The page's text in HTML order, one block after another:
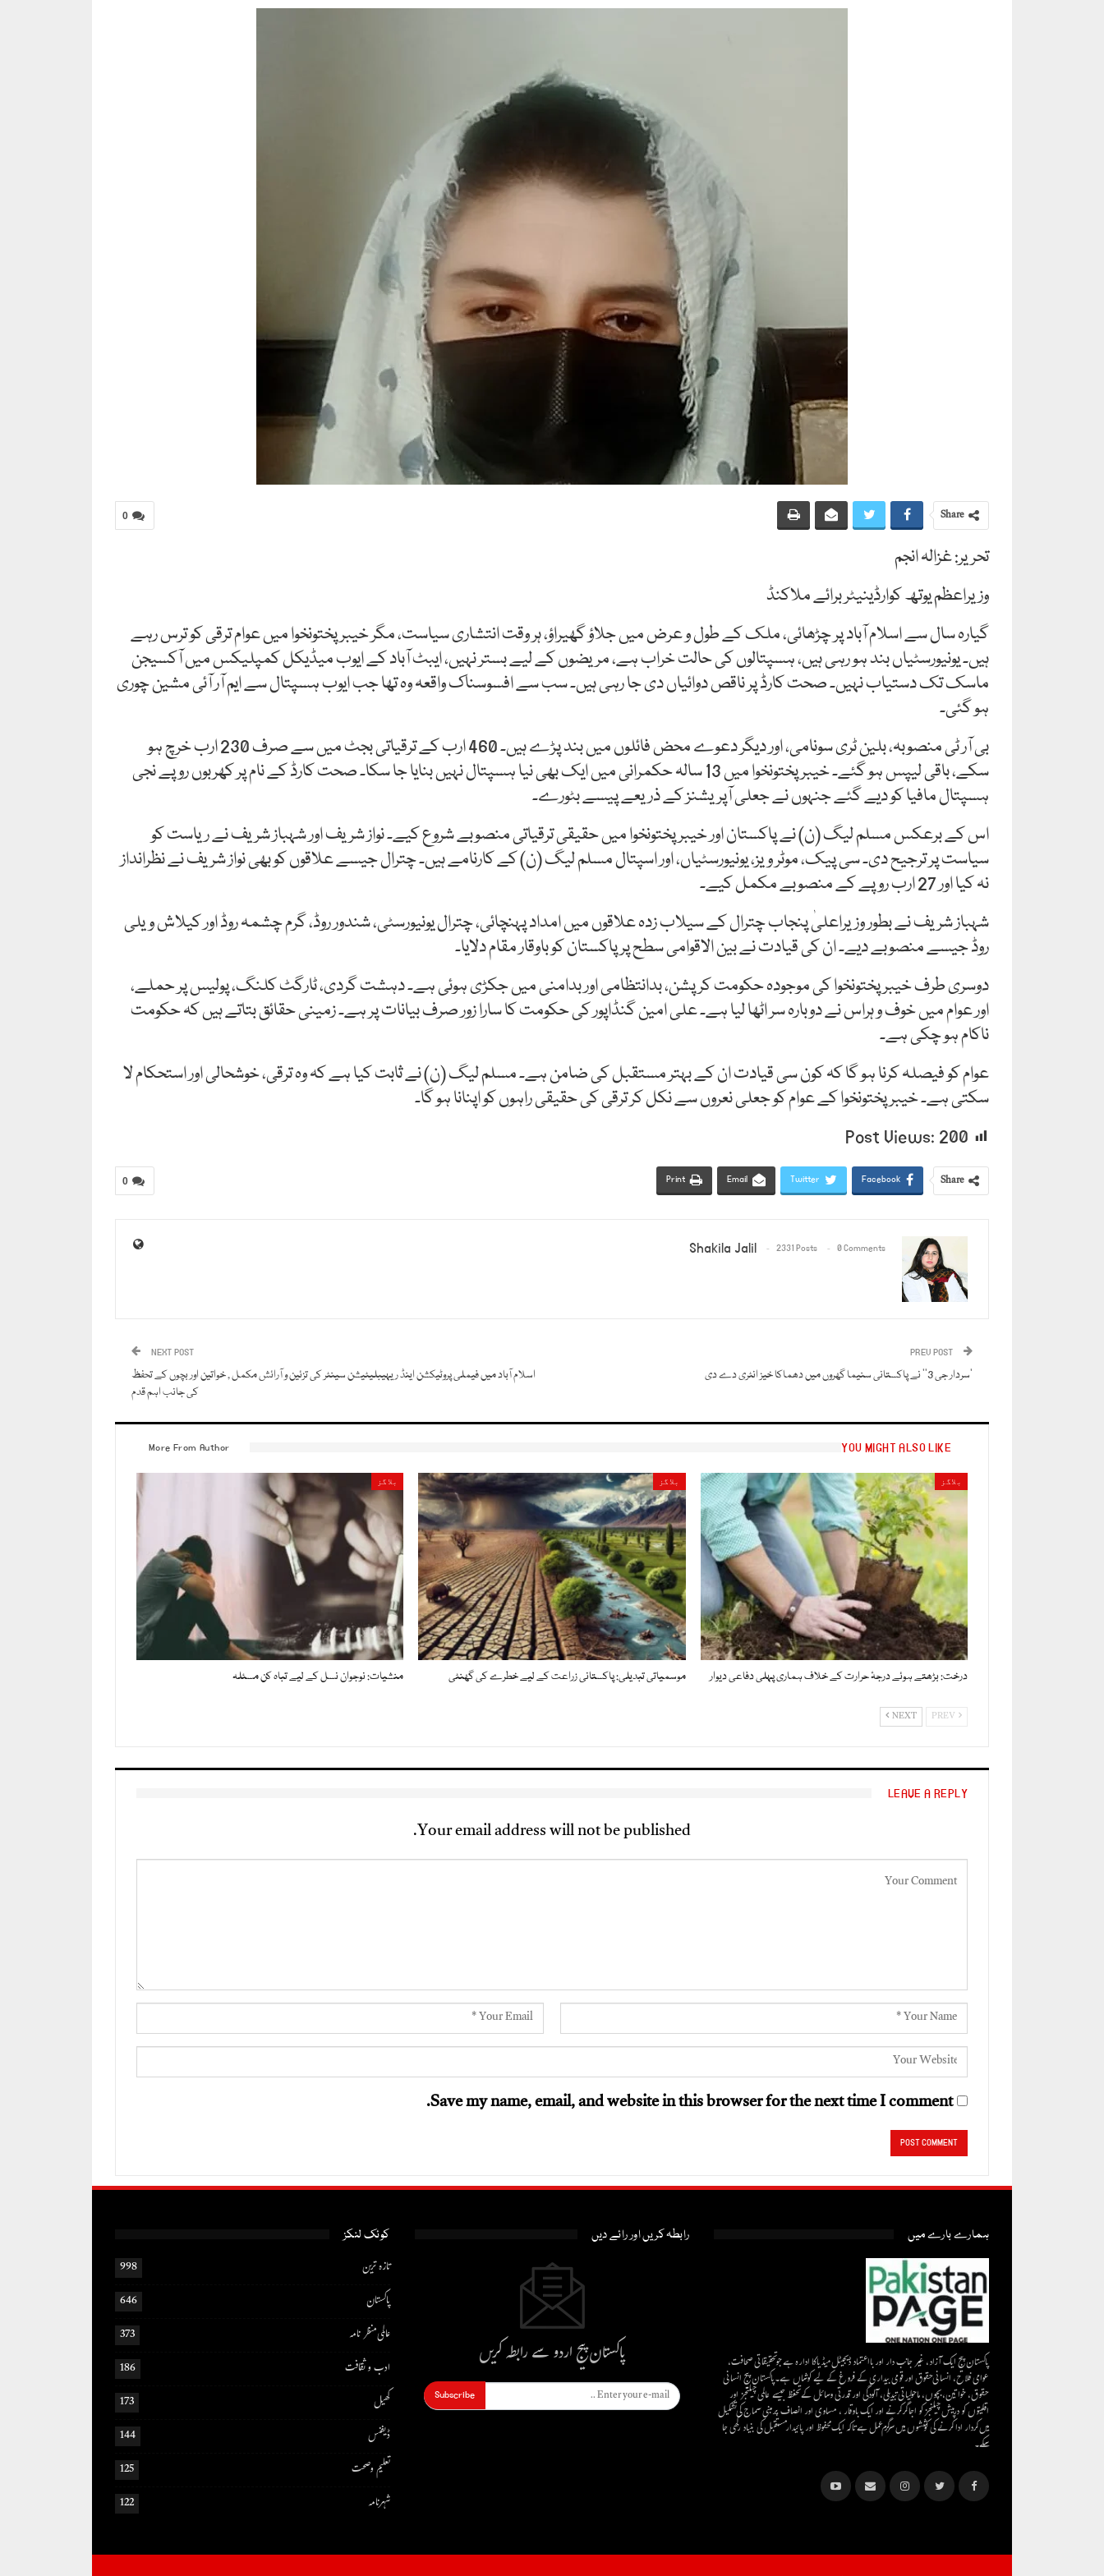
0
Share
تحریر: غزالہ انجم
وزیراعظم یوتھ کوارڈینیٹر برائے ملاکنڈ
گیارہ سال سے اسلام آباد پر چڑھائی، ملک کے طول و عرض میں جلاؤ گھیراؤ، ہر وقت انتشاری سیاست، مگر خیبرپختونخوا میں عوام ترقی کو ترس رہے
ہیں۔ یونیورسٹیاں بند ہو رہی ہیں، ہسپتالوں کی حالت خراب ہے، مریضوں کے لیے بستر نہیں، ایبٹ آباد کے ایوب میڈیکل کمپلیکس میں آکسیجن
ماسک تک دستیاب نہیں۔ صحت کارڈ پر ناقص دوائیاں دی جا رہی ہیں۔ سب سے افسوسناک واقعہ وہ تھا جب ایوب ہسپتال سے ایم آر آئی مشین چوری
ہو گئی۔
بی آر ٹی منصوبہ، بلین ٹری سونامی، اور دیگر دعوے محض فائلوں میں بند پڑے ہیں۔ 460 ارب کے ترقیاتی بجٹ میں سے صرف 230 ارب خرچ ہو
سکے، باقی لیپس ہو گئے۔ خیبرپختونخوا میں 13 سالہ حکمرانی میں ایک بھی نیا ہسپتال نہیں بنایا جا سکا۔ صحت کارڈ کے نام پر کھربوں روپے نجی
ہسپتال مافیا کو دیے گئے جنہوں نے جعلی آپریشنز کے ذریعے پیسے بٹورے۔
اس کے برعکس مسلم لیگ (ن) نے پاکستان اور خیبرپختونخوا میں حقیقی ترقیاتی منصوبے شروع کیے۔ نواز شریف اور شہباز شریف نے ریاست کو
سیاست پر ترجیح دی۔ سی پیک، موٹر ویز، یونیورسٹیاں، اور اسپتال مسلم لیگ (ن) کے کارنامے ہیں۔ چترال جیسے علاقوں کو بھی نواز شریف نے نظرانداز
نہ کیا اور 27 ارب روپے کے منصوبے مکمل کیے۔
شہباز شریف نے بطور وزیراعلیٰ پنجاب چترال کے سیلاب زدہ علاقوں میں امداد پہنچائی، چترال یونیورسٹی، شندور روڈ، گرم چشمہ روڈ اور کیلاش ویلی
روڈ جیسے منصوبے دیے۔ ان کی قیادت نے بین الاقوامی سطح پر پاکستان کو باوقار مقام دلایا۔
دوسری طرف خیبرپختونخوا کی موجودہ حکومت کرپشن، بدانتظامی اور بدامنی میں جکڑی ہوئی ہے۔ دہشت گردی، ٹارگٹ کلنگ، پولیس پر حملے،
اور عوام میں خوف و ہراس نے دوبارہ سر اٹھا لیا ہے۔ علی امین گنڈاپور کی حکومت کا سارا زور صرف بیانات پر ہے۔ زمینی حقائق بتاتے ہیں کہ حکومت
ناکام ہو چکی ہے۔
عوام کو فیصلہ کرنا ہو گا کہ کون سی قیادت ان کے بہتر مستقبل کی ضامن ہے۔ مسلم لیگ (ن) نے ثابت کیا ہے کہ وہ ترقی، خوشحالی اور استحکام لا
سکتی ہے۔ خیبرپختونخوا کے عوام کو جعلی نعروں سے نکل کر ترقی کی حقیقی راہوں کو اپنانا ہو گا۔
Post Views: 200
0 Share
Facebook
Twitter
Email
Print
Shakila Jalil 2331 Posts 0 Comments
’سردار جی 3‘‘ نے پاکستانی سنیما گھروں میں دھماکا خیز انٹری دے دی
NEXT POST
اسلام آباد میں فیملی پروٹیکشن اینڈ ریہیبلیٹیشن سینٹر کی تزئین و آرائش مکمل , خواتین اور بچوں کے تحفظ
کی جانب اہم قدم
YOU MIGHT ALSO LIKE
More From Author
بلاگز
درخت: بڑھتے ہوئے درجۂ حرارت کے خلاف ہماری پہلی دفاعی دیوار
بلاگز
موسمیاتی تبدیلی: پاکستانی زراعت کے لیے خطرے کی گھنٹی
بلاگز
منشیات: نوجوان نسل کے لیے تباہ کن مسئلہ
NEXT
LEAVE A REPLY
Your email address will not be published.
Save my name, email, and website in this browser for the next time I comment.
ہمارے بارے میں
پاکستان پیج ایک آزاد، غیر جانب دار اور بااعتماد ڈیجیٹل میڈیاکا ادارہ ہے جو تحقیقاتی صحافت،
عوامی فلاح، انسانی حقوق اور قومی بیداری کے فروغ کے لیے کوشاں ہے۔پاکستان پیج انسانی
حقوق، خواتین، بچوں، ماحولیاتی تبدیلی، آلودگی اور قدرتی وسائل کے تحفظ جیسے عالمی چیلنجز اور
اقلیتوں کو درپیش چیلنجز کو اجاگر کرنے اور ایک باوقار ، مساوی اور انصاف پر مبنی سماج کی تشکیل
میں کردار ادا کرنے کی کوششوں میں سرگرم عمل ہےتاکہ ایک محفوظ اور پائیدار مستقبل کی بنیاد رکھی جا
سکے۔
رابطہ کریں اور رائے دیں
پاکستان پیج اردو سے رابطہ کریں
Subscribe
کوئک لنکز
تازہ ترین
998
پاکستان
646
عالمی منظر نامہ
373
ادب و ثقافت
186
کھیل
173
ڈیفنس
144
تعلیم و صحت
125
شہرنامہ
122